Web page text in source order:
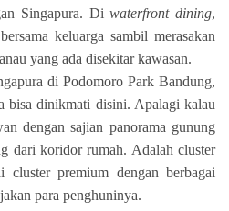
Singapura. Diwaterfront dining,
keluarga sambil merasakan
yang ada disekitar kawasan.
di Podomoro Park Bandung,
bisa dinikmati disini. Apalagi kalau
dengan sajian panorama gunung
dari koridor rumah. Adalah cluster
cluster premium dengan berbagai
para penghuninya.